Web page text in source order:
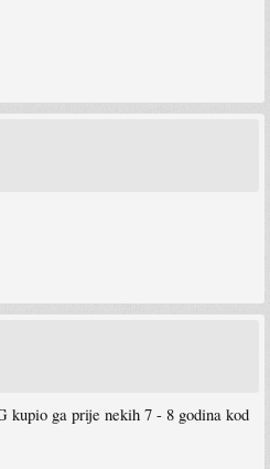
kupio ga prije nekih 7 - 8 godina kod